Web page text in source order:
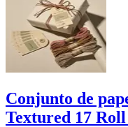
Conjunto de
Textured 17